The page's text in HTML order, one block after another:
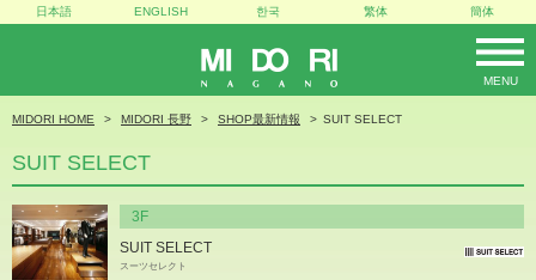
MIDORI
MENU
日本語 ENGLISH 한국 繁体 簡体
MIDORI HOME MIDORI 長野 SHOP最新情報 SUIT SELECT
SUIT SELECT
3F
SUIT SELECT
スーツセレクト